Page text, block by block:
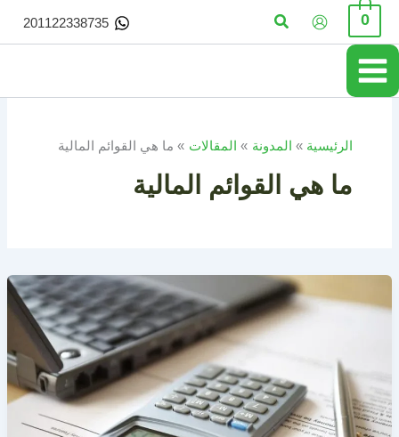
تخطي
المحتوى
0 البحث 201122338735
الرئيسية المدونة المقالات ما هي القوائم المالية
ما هي القوائم المالية